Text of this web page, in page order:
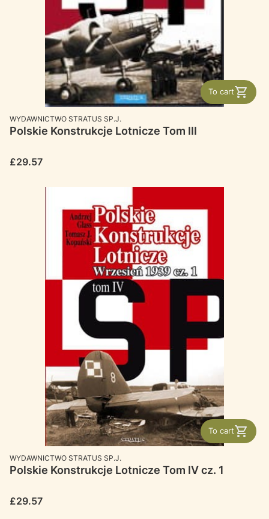
To cart
MANUFACTURER
WYDAWNICTWO STRATUS SP.J.
Polskie Konstrukcje Lotnicze Tom III
Price
£29.57
To cart
MANUFACTURER
WYDAWNICTWO STRATUS SP.J.
Polskie Konstrukcje Lotnicze Tom IV cz. 1
Price
£29.57